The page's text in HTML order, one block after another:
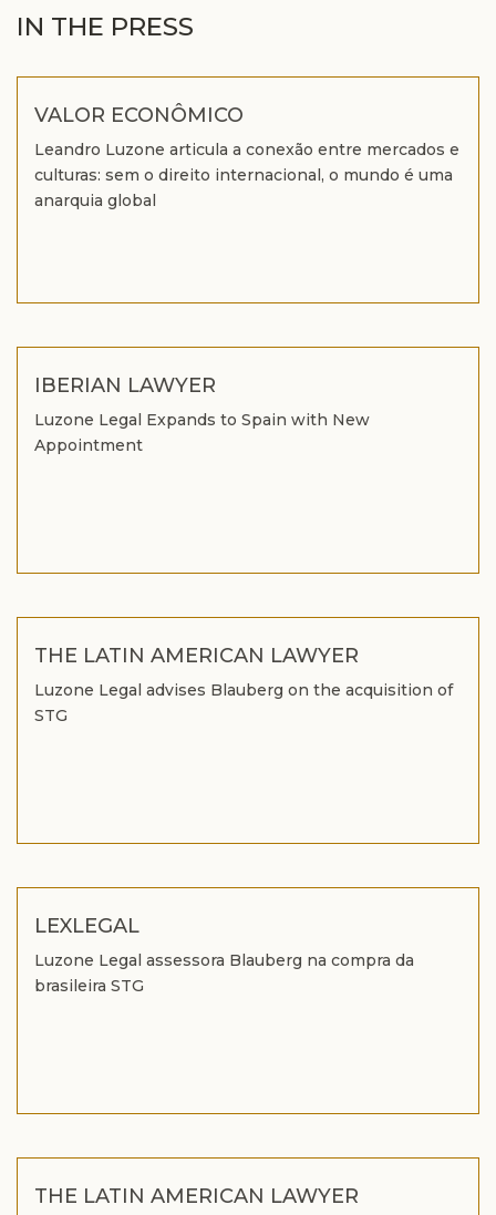
IN THE PRESS
VALOR ECONÔMICO
Leandro Luzone articula a conexão entre mercados e
culturas: sem o direito internacional, o mundo é uma
anarquia global
IBERIAN LAWYER
Luzone Legal Expands to Spain with New
Appointment
THE LATIN AMERICAN LAWYER
Luzone Legal advises Blauberg on the acquisition of
STG
LEXLEGAL
Luzone Legal assessora Blauberg na compra da
brasileira STG
THE LATIN AMERICAN LAWYER